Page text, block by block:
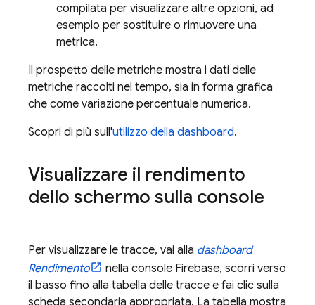
compilata per visualizzare altre opzioni, ad
esempio per sostituire o rimuovere una
metrica.
Il prospetto delle metriche mostra i dati delle
metriche raccolti nel tempo, sia in forma grafica
che come variazione percentuale numerica.
Scopri di più sull'utilizzo della dashboard.
Visualizzare il rendimento
dello schermo sulla console
Per visualizzare le tracce, vai alla dashboard
Rendimento
nella console Firebase, scorri verso
il basso fino alla tabella delle tracce e fai clic sulla